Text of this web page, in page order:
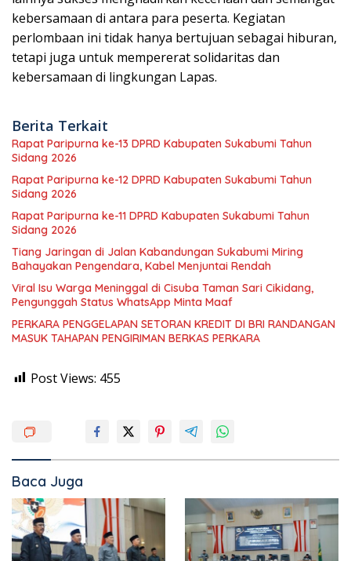
kebersamaan di antara para peserta. Kegiatan
perlombaan ini tidak hanya bertujuan sebagai hiburan,
tetapi juga untuk mempererat solidaritas dan
kebersamaan di lingkungan Lapas.
Berita Terkait
Rapat Paripurna ke-13 DPRD Kabupaten Sukabumi Tahun
Sidang 2026
Rapat Paripurna ke-12 DPRD Kabupaten Sukabumi Tahun
Sidang 2026
Rapat Paripurna ke-11 DPRD Kabupaten Sukabumi Tahun
Sidang 2026
Tiang Jaringan di Jalan Kabandungan Sukabumi Miring
Bahayakan Pengendara, Kabel Menjuntai Rendah
Viral Isu Warga Meninggal di Cisuba Taman Sari Cikidang,
Pengunggah Status WhatsApp Minta Maaf
PERKARA PENGGELAPAN SETORAN KREDIT DI BRI RANDANGAN
MASUK TAHAPAN PENGIRIMAN BERKAS PERKARA
Post Views: 455
Baca Juga